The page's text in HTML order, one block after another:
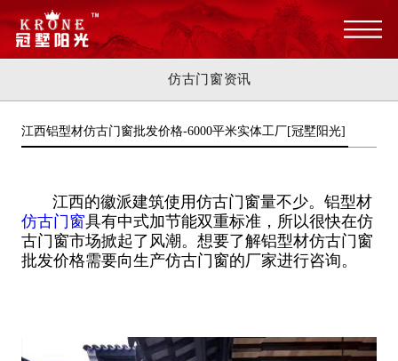
仿古门窗资讯
江西铝型材仿古门窗批发价格-6000平米实体工厂[冠墅阳光]
江西的徽派建筑使用仿古门窗量不少。铝型材
仿古门窗具有中式加节能双重标准，所以很快在仿
古门窗市场掀起了风潮。想要了解铝型材仿古门窗
批发价格需要向生产仿古门窗的厂家进行咨询。